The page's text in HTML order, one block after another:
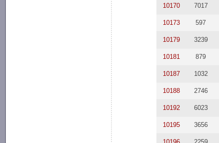
10170 7017
10173 597
10179 3239
10181 879
10187 1032
10188 2746
10192 6023
10195 3656